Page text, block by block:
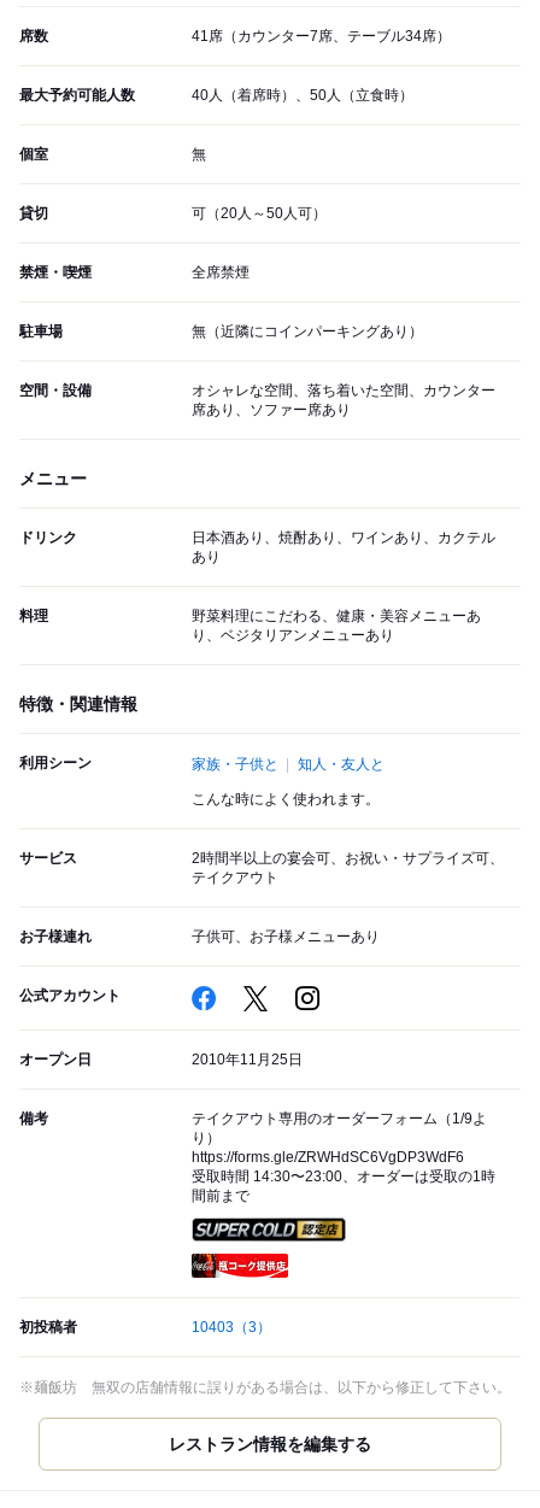
席数 41席（カウンター7席、テーブル34席）
最大予約可能人数 40人（着席時）、50人（立食時）
個室 無
貸切 可（20人～50人可）
禁煙・喫煙 全席禁煙
駐車場 無（近隣にコインパーキングあり）
空間・設備
オシャレな空間、落ち着いた空間、カウンター
席あり、ソファー席あり
メニュー
ドリンク
日本酒あり、焼酎あり、ワインあり、カクテル
あり
料理
野菜料理にこだわる、健康・美容メニューあ
り、ベジタリアンメニューあり
特徴・関連情報
利用シーン 家族・子供と 知人・友人と
こんな時によく使われます。
サービス
2時間半以上の宴会可、お祝い・サプライズ可、
テイクアウト
お子様連れ 子供可、お子様メニューあり
公式アカウント
オープン日 2010年11月25日
備考
テイクアウト専用のオーダーフォーム（1/9よ
り）
https://forms.gle/ZRWHdSC6VgDP3WdF6
受取時間 14:30〜23:00、オーダーは受取の1時
間前まで
初投稿者 10403 （3）
※麺飯坊 無双の店舗情報に誤りがある場合は、以下から修正して下さい。
レストラン情報を編集する